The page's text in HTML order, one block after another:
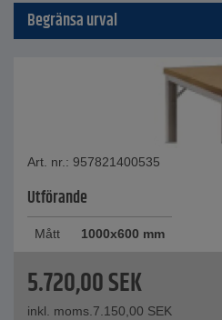
Begränsa urval
Art. nr.: 957821400535
Utförande
Mått 1000x600 mm
5.720,00SEK
inkl. moms.7.150,00 SEK